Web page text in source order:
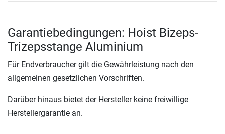
Garantiebedingungen: Hoist Bizeps-
Trizepsstange Aluminium
Für Endverbraucher gilt die Gewährleistung nach den
allgemeinen gesetzlichen Vorschriften.
Darüber hinaus bietet der Hersteller keine freiwillige
Herstellergarantie an.